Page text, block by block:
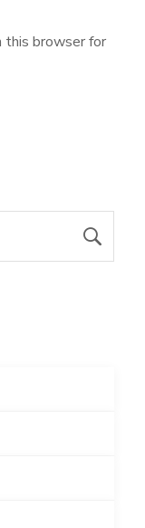
this browser for